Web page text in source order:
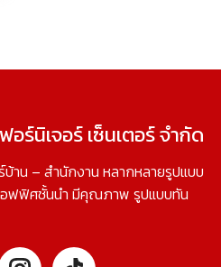
ร์นิเจอร์ เซ็นเตอร์ จำกัด
บ้าน – สำนักงาน หลากหลายรูปแบบ
อฟฟิศชั้นนำ มีคุณภาพ รูปแบบทัน